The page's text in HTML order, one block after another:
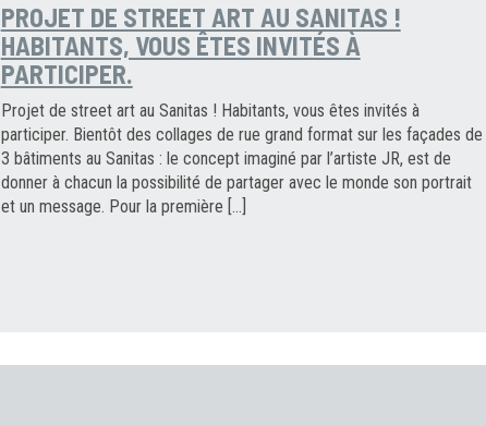
PROJET DE STREET ART AU SANITAS !
HABITANTS, VOUS ÊTES INVITÉS À
PARTICIPER.
Projet de street art au Sanitas ! Habitants, vous êtes invités à
participer. Bientôt des collages de rue grand format sur les façades de
3 bâtiments au Sanitas : le concept imaginé par l’artiste JR, est de
donner à chacun la possibilité de partager avec le monde son portrait
et un message. Pour la première […]